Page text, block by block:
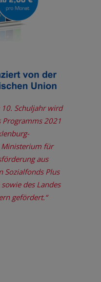
10. Schuljahr wird
Programms 2021
für
aus
Sozialfonds Plus
des Landes
gefördert.“